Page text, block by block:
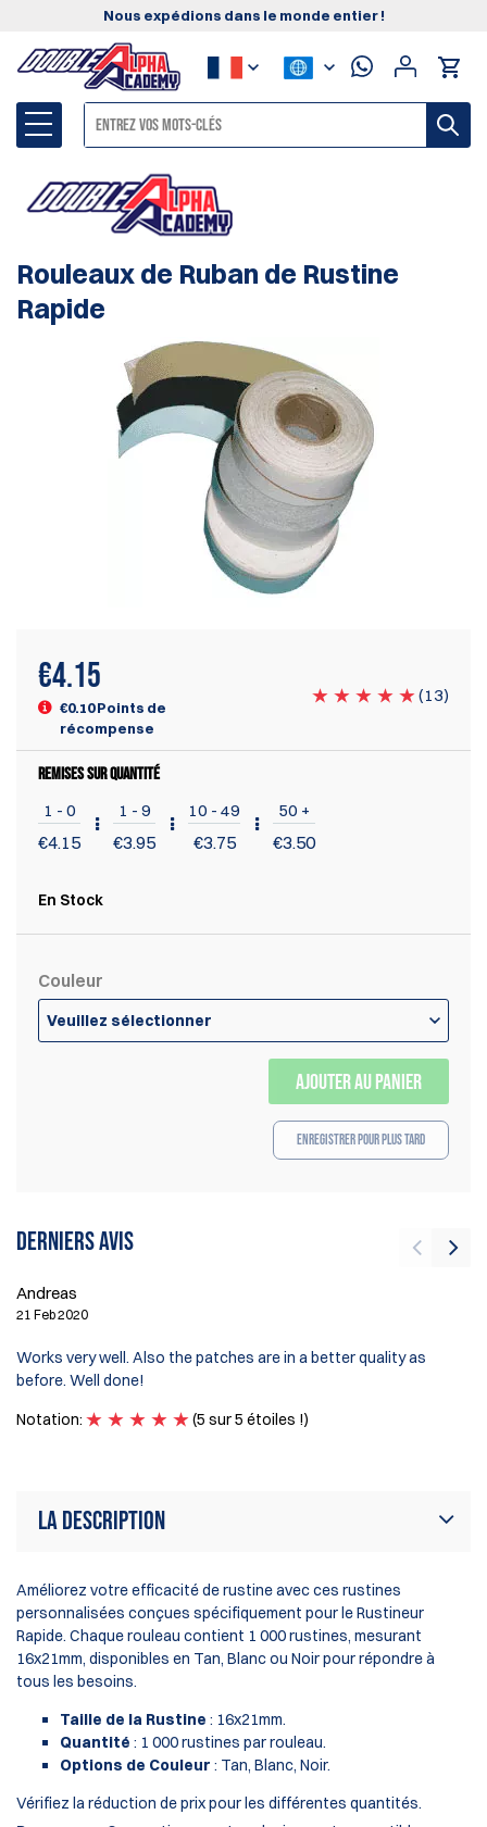
Nous expédions dans le monde entier !
Rouleaux de Ruban de Rustine
Rapide
€4.15
€0.10 Points de
récompense
(13)
REMISES SUR QUANTITÉ
1 - 0
€4.15
1 - 9
€3.95
10 - 49
€3.75
50 +
€3.50
En Stock
Couleur
Veuillez sélectionner
AJOUTER AU PANIER
Enregistrer pour plus tard
Derniers avis
Andreas
21 Feb 2020
Works very well. Also the patches are in a better quality as
before. Well done!
Notation:
(5 sur 5 étoiles !)
La description
Améliorez votre efficacité de rustine avec ces rustines
personnalisées conçues spécifiquement pour le Rustineur
Rapide. Chaque rouleau contient 1 000 rustines, mesurant
16x21mm, disponibles en Tan, Blanc ou Noir pour répondre à
tous les besoins.
Taille de la Rustine : 16x21mm.
Quantité : 1 000 rustines par rouleau.
Options de Couleur : Tan, Blanc, Noir.
Vérifiez la réduction de prix pour les différentes quantités.